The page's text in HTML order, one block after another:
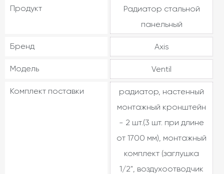
Продукт
Радиатор стальной
панельный
Бренд Axis
Модель Ventil
Комплект поставки
радиатор, настенный
монтажный кронштейн
- 2 шт.(3 шт. при длине
от 1700 мм), монтажный
комплект (заглушка
1/2", воздухоотводчик